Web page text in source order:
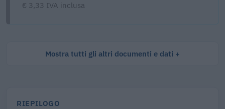
€ 3,33 IVA inclusa
Mostra tutti gli altri documenti e dati
RIEPILOGO